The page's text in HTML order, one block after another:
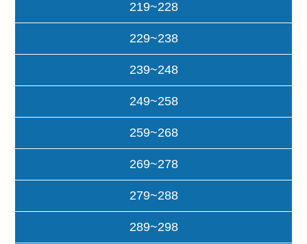
219~228
229~238
239~248
249~258
259~268
269~278
279~288
289~298